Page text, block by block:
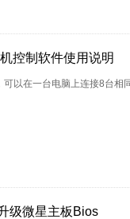
控制软件使用说明
以在一台电脑上连接8台相
级微星主板Bios